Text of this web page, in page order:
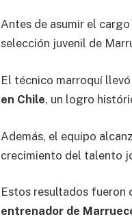
Antes de asumir el
selección juvenil de
El técnico marroquí
en Chile, un logro
Además, el equipo
crecimiento del talento
Estos resultados fueron
entrenador de